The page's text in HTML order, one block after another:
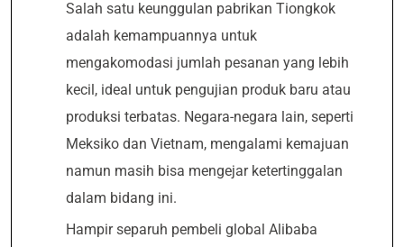
Salah satu keunggulan pabrikan Tiongkok
adalah kemampuannya untuk
mengakomodasi jumlah pesanan yang lebih
kecil, ideal untuk pengujian produk baru atau
produksi terbatas. Negara-negara lain, seperti
Meksiko dan Vietnam, mengalami kemajuan
namun masih bisa mengejar ketertinggalan
dalam bidang ini.
Hampir separuh pembeli global Alibaba